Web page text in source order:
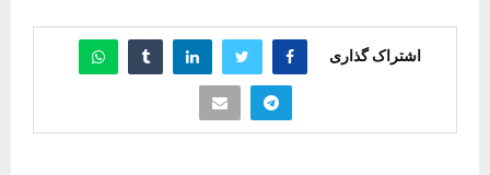
اشتراک گذاری